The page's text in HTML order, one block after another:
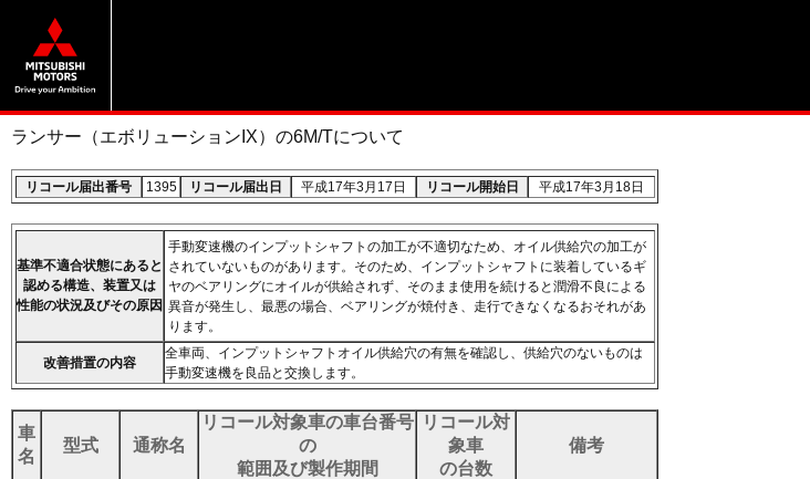
ランサー（エボリューションIX）の6M/Tについて
リコール届出番号 1395 リコール届出日 平成17年3月17日 リコール開始日 平成17年3月18日
基準不適合状態にあると
認める構造、装置又は
性能の状況及びその原因
手動変速機のインプットシャフトの加工が不適切なため、オイル供給穴の加工が
されていないものがあります。そのため、インプットシャフトに装着しているギ
ヤのベアリングにオイルが供給されず、そのまま使用を続けると潤滑不良による
異音が発生し、最悪の場合、ベアリングが焼付き、走行できなくなるおそれがあ
ります。
改善措置の内容
全車両、インプットシャフトオイル供給穴の有無を確認し、供給穴のないものは
手動変速機を良品と交換します。
車
名
型式 通称名
リコール対象車の車台番号
の
範囲及び製作期間
リコール対
象車
の台数
備考